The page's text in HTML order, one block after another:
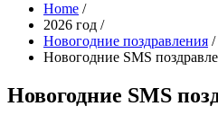
Home /
2026 год /
Новогодние поздравления /
Новогодние SMS
Новогодние SMS